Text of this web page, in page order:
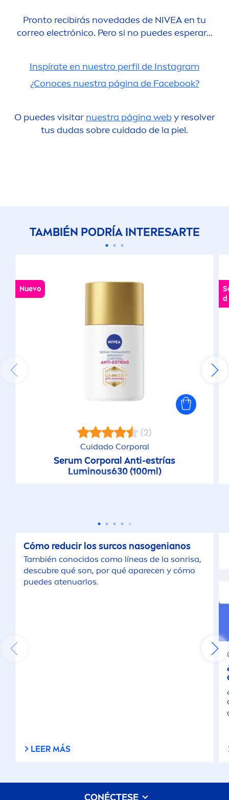
Pronto recibirás novedades de NIVEAen tu
correo electrónico. Pero si no puedes esperar...
Inspírate en nuestro perfil de Instagram
¿Conoces nuestra página de Facebook?
O puedes visitar nuestra página weby resolver
tus dudas sobre cuidado de la piel.
TAMBIÉN PODRÍA INTERESARTE
Nuevo
(2)
Cuidado Corporal
Serum Corporal Anti-estrías
Luminous630 (100ml)
d
Cómo reducir los surcos nasogenianos
También conocidos como líneas de la sonrisa,
descubre qué son, por qué aparecen y cómo
puedes atenuarlos.
LEER MÁS
CONÉCTESE